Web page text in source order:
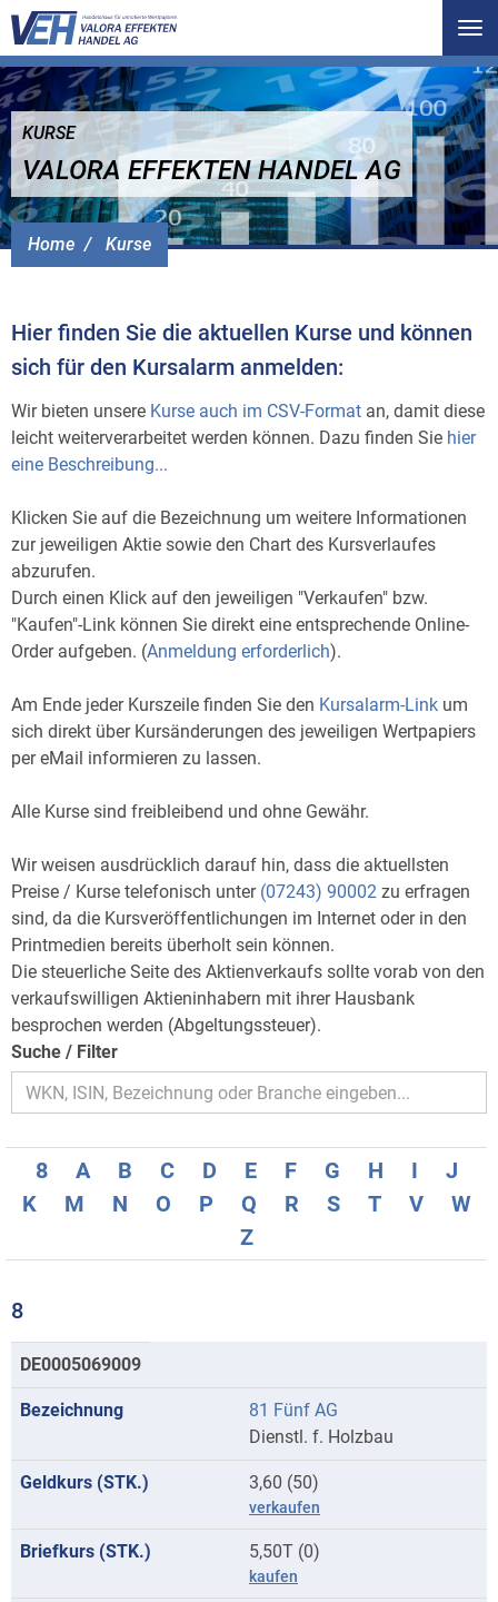
Home Kurse
KURSE
VALORA EFFEKTEN HANDEL AG
Hier finden Sie die aktuellen Kurse und können
sich für den Kursalarm anmelden:
Wir bieten unsere Kurse auch im CSV-Format an, damit diese
leicht weiterverarbeitet werden können. Dazu finden Sie hier
eine Beschreibung...
Klicken Sie auf die Bezeichnung um weitere Informationen
zur jeweiligen Aktie sowie den Chart des Kursverlaufes
abzurufen.
Durch einen Klick auf den jeweiligen "Verkaufen" bzw.
"Kaufen"-Link können Sie direkt eine entsprechende Online-
Order aufgeben. (Anmeldung erforderlich).
Am Ende jeder Kurszeile finden Sie den Kursalarm-Link um
sich direkt über Kursänderungen des jeweiligen Wertpapiers
per eMail informieren zu lassen.
Alle Kurse sind freibleibend und ohne Gewähr.
Wir weisen ausdrücklich darauf hin, dass die aktuellsten
Preise / Kurse telefonisch unter (07243) 90002 zu erfragen
sind, da die Kursveröffentlichungen im Internet oder in den
Printmedien bereits überholt sein können.
Die steuerliche Seite des Aktienverkaufs sollte vorab von den
verkaufswilligen Aktieninhabern mit ihrer Hausbank
besprochen werden (Abgeltungssteuer).
Suche / Filter
8 A B C D E F G H I
J
K
M N O P Q R S T V
W
Z
8
Kurse
mit
Anfangsbuchstaben
DE0005069009
81 Fünf AG
Dienstl. f. Holzbau
3,60 (50)
verkaufen
5,50T (0)
kaufen